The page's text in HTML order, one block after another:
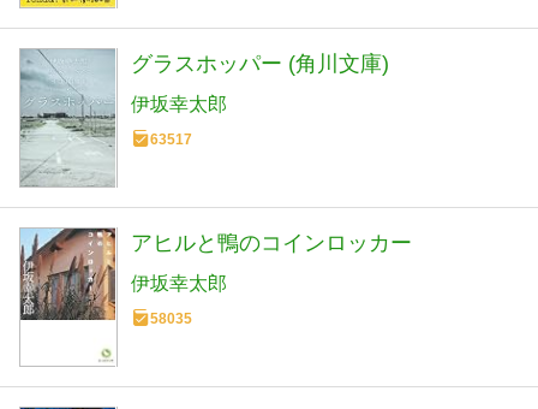
グラスホッパー (角川文庫)
伊坂幸太郎
63517
アヒルと鴨のコインロッカー
伊坂幸太郎
58035